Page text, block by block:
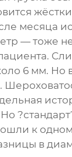
месяца
— тоже
6 мм. Но
к
в